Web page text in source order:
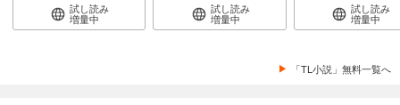
試し読み
増量中
試し読み
増量中
試し読み
増量中
「TL小説」無料一覧へ